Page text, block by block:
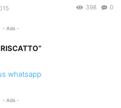
0
398
- Ads -
- Ads -